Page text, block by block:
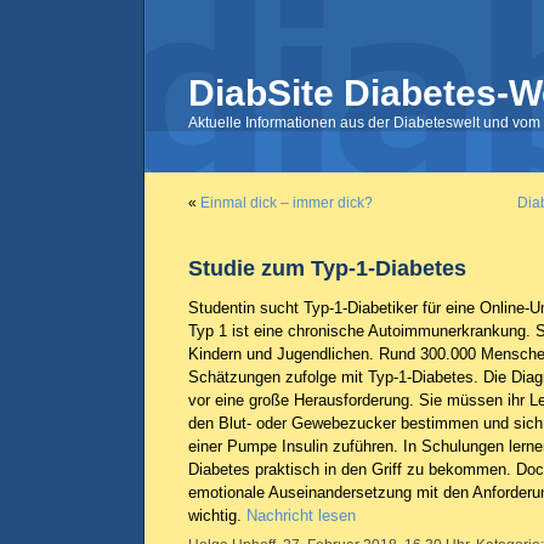
DiabSite Diabetes-
Aktuelle Informationen aus der Diabeteswelt und
« Einmal dick – immer dick?
Studie zum Typ-1-Diabetes
Studentin sucht Typ-1-Diabetiker für eine Online-
Typ 1 ist eine chronische Autoimmunerkrankung.
Kindern und Jugendlichen. Rund 300.000
Schätzungen zufolge mit Typ-1-Diabetes. Die
vor eine große Herausforderung. Sie müssen ihr
den Blut- oder Gewebezucker bestimmen und
einer Pumpe Insulin zuführen. In Schulungen
Diabetes praktisch in den Griff zu bekommen.
emotionale Auseinandersetzung mit den
wichtig. Nachricht lesen